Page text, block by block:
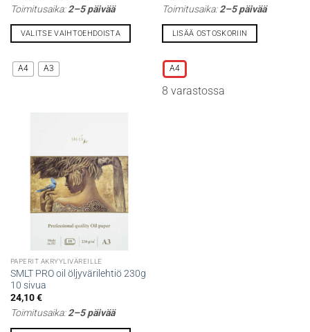
-
Toimitusaika:2–5 päivää
VALITSE VAIHTOEHDOISTA
tuotteella
on
tuotteen
sivulla.
A4 A3
Toimitusaika:2–5 päivää
LISÄÄ OSTOSKORIIN
tuotteella
on
useampi
A4
8 varastossa
PAPERIT AKRYYLIVÄREILLE
SMLT PRO oil öljyvärilehtiö 230g
10 sivua
24,10€
Toimitusaika:2–5 päivää